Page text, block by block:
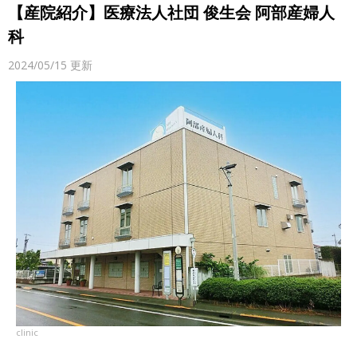
【産院紹介】医療法人社団 俊生会 阿部産婦人
科
2024/05/15 更新
clinic